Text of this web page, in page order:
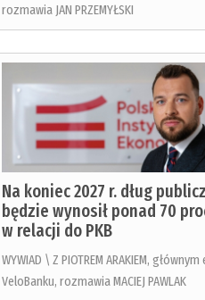
rozmawia JAN PRZEMYŁSKI
Na koniec 2027 r. dług
będzie wynosił ponad 70
w relacji do PKB
WYWIAD \ Z PIOTREM ARAKIEM,
VeloBanku, rozmawia MACIEJ PAWLAK